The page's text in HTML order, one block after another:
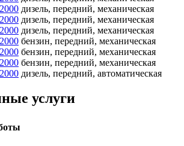
дизель, передний, механическая
дизель, передний, механическая
дизель, передний, механическая
бензин, передний, механическая
бензин, передний, механическая
бензин, передний, механическая
дизель, передний, автоматическая
услуги